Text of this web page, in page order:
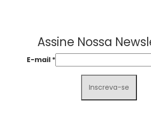
Assine Nossa
E-mail *